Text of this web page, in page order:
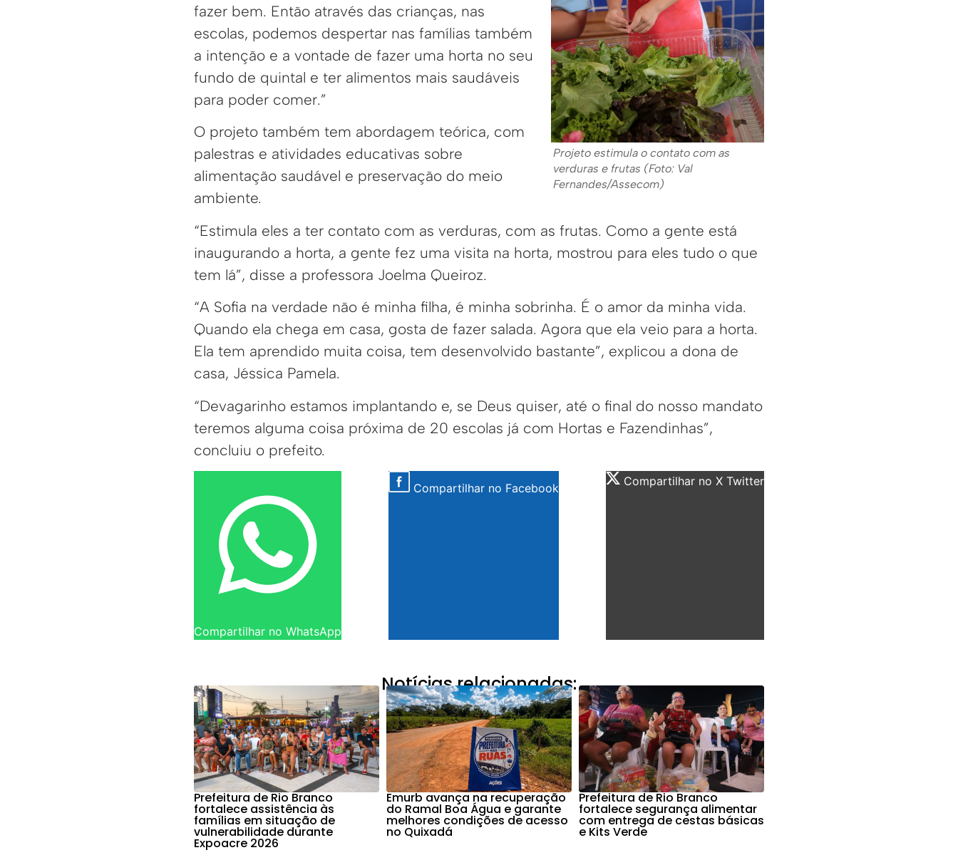
Projeto estimula o contato com as
verduras e frutas (Foto: Val
Fernandes/Assecom)
fazer bem. Então através das crianças, nas
escolas, podemos despertar nas famílias também
a intenção e a vontade de fazer uma horta no seu
fundo de quintal e ter alimentos mais saudáveis
para poder comer.”
O projeto também tem abordagem teórica, com
palestras e atividades educativas sobre
alimentação saudável e preservação do meio
ambiente.
“Estimula eles a ter contato com as verduras, com as frutas. Como a gente está
inaugurando a horta, a gente fez uma visita na horta, mostrou para eles tudo o que
tem lá”, disse a professora Joelma Queiroz.
“A Sofia na verdade não é minha filha, é minha sobrinha. É o amor da minha vida.
Quando ela chega em casa, gosta de fazer salada. Agora que ela veio para a horta.
Ela tem aprendido muita coisa, tem desenvolvido bastante”, explicou a dona de
casa, Jéssica Pamela.
“Devagarinho estamos implantando e, se Deus quiser, até o final do nosso mandato
teremos alguma coisa próxima de 20 escolas já com Hortas e Fazendinhas”,
concluiu o prefeito.
Compartilhar no WhatsApp
Compartilhar no Facebook Compartilhar no X Twitter
Notícias relacionadas:
Prefeitura de Rio Branco
fortalece assistência às
famílias em situação de
vulnerabilidade durante
Expoacre 2026
Emurb avança na recuperação
do Ramal Boa Água e garante
melhores condições de acesso
no Quixadá
Prefeitura de Rio Branco
fortalece segurança alimentar
com entrega de cestas básicas
e Kits Verde